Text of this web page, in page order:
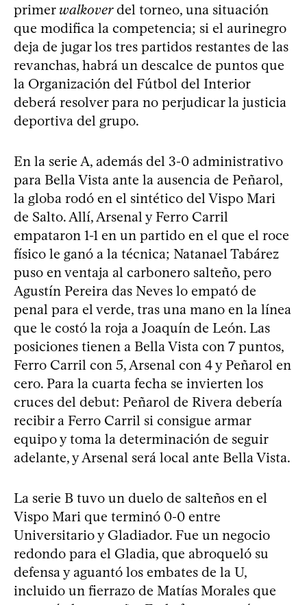
primerwalkoverdel torneo, una situación
que modifica la competencia; si el aurinegro
deja de jugar los tres partidos restantes de las
revanchas, habrá un descalce de puntos que
la Organización del Fútbol del Interior
deberá resolver para no perjudicar la justicia
deportiva del grupo.
En la serie A, además del 3-0 administrativo
para Bella Vista ante la ausencia de Peñarol,
la globa rodó en el sintético del Vispo Mari
de Salto. Allí, Arsenal y Ferro Carril
empataron 1-1 en un partido en el que el roce
físico le ganó a la técnica; Natanael Tabárez
puso en ventaja al carbonero salteño, pero
Agustín Pereira das Neves lo empató de
penal para el verde, tras una mano en la línea
que le costó la roja a Joaquín de León. Las
posiciones tienen a Bella Vista con 7 puntos,
Ferro Carril con 5, Arsenal con 4 y Peñarol en
cero. Para la cuarta fecha se invierten los
cruces del debut: Peñarol de Rivera debería
recibir a Ferro Carril si consigue armar
equipo y toma la determinación de seguir
adelante, y Arsenal será local ante Bella Vista.
La serie B tuvo un duelo de salteños en el
Vispo Mari que terminó 0-0 entre
Universitario y Gladiador. Fue un negocio
redondo para el Gladia, que abroqueló su
defensa y aguantó los embates de la U,
incluido un fierrazo de Matías Morales que